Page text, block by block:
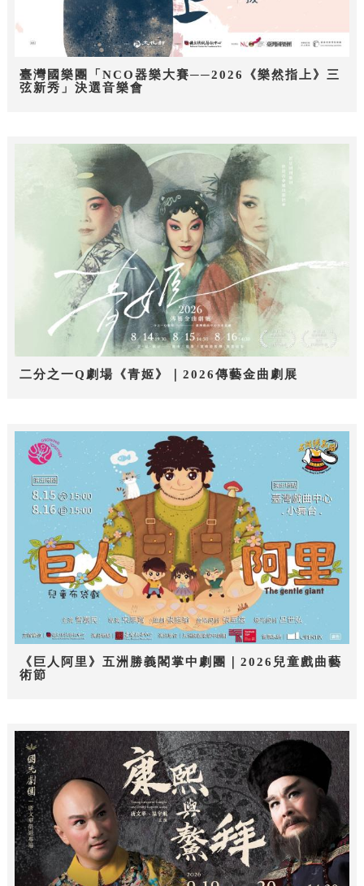
臺灣國樂團「NCO器樂大賽──2026《樂然指上》三
弦新秀」決選音樂會
二分之一Q劇場《青姬》｜2026傳藝金曲劇展
《巨人阿里》五洲勝義閣掌中劇團｜2026兒童戲曲藝
術節